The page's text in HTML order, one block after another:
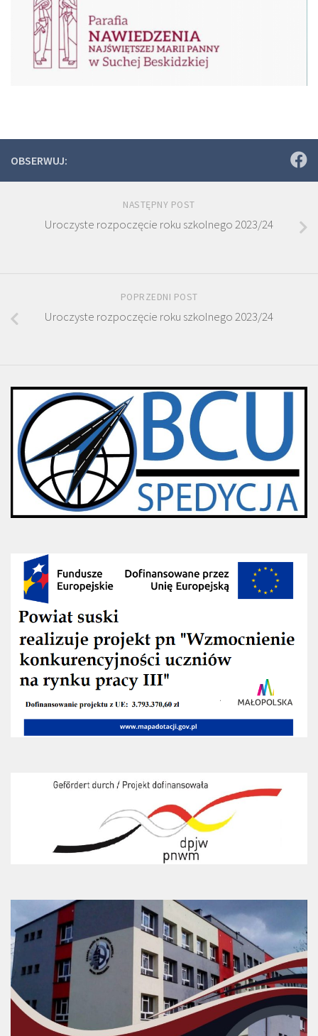
OBSERWUJ:
NASTĘPNY POST
Uroczyste rozpoczęcie roku szkolnego 2023/24
POPRZEDNI POST
Uroczyste rozpoczęcie roku szkolnego 2023/24